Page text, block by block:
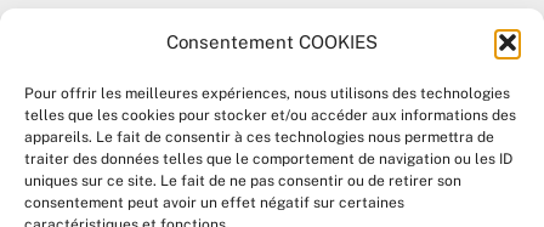
Consentement COOKIES
Pour offrir les meilleures expériences, nous utilisons des technologies
telles que les cookies pour stocker et/ou accéder aux informations des
appareils. Le fait de consentir à ces technologies nous permettra de
traiter des données telles que le comportement de navigation ou les ID
uniques sur ce site. Le fait de ne pas consentir ou de retirer son
consentement peut avoir un effet négatif sur certaines